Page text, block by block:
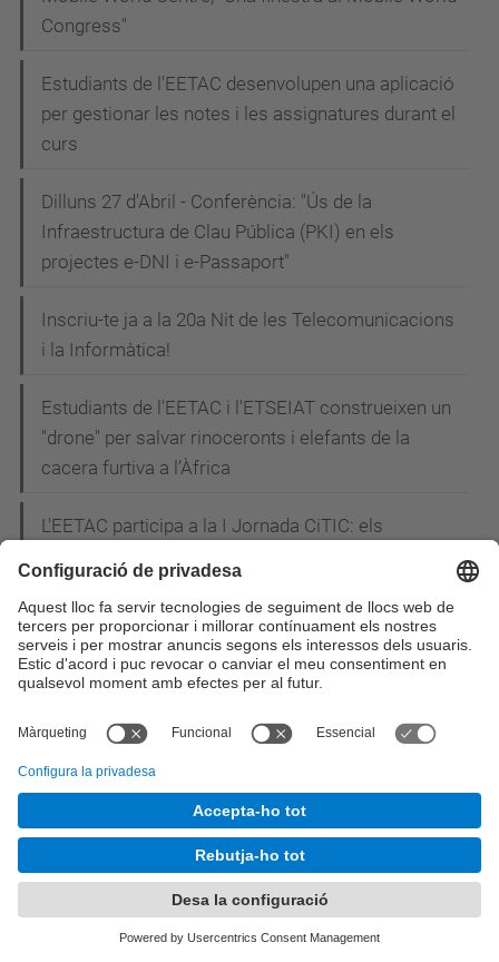
Congress"
Estudiants de l'EETAC desenvolupen una aplicació
per gestionar les notes i les assignatures durant el
curs
Dilluns 27 d'Abril - Conferència: "Ús de la
Infraestructura de Clau Pública (PKI) en els
projectes e-DNI i e-Passaport"
Inscriu-te ja a la 20a Nit de les Telecomunicacions
i la Informàtica!
Estudiants de l'EETAC i l'ETSEIAT construeixen un
"drone" per salvar rinoceronts i elefants de la
cacera furtiva a l’Àfrica
L'EETAC participa a la I Jornada CiTIC: els
paper de líders en la concepció i el disseny de les
smart cities
Estudiants i professors del Grau en Enginyeria
Acte de graduació de la promoció 2013-2014:
Material gràfic disponible
Andrea Jaime Albalat, enginyera aeronàutica de 28
anys, rep el premi Young Space Leader Award
L'estudiant de doctorat Maliha U. Jada rep el premi